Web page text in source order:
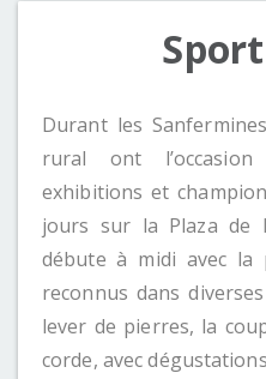
Durant les
rural ont l’occasion
exhibitions et
jours sur la Plaza de
débute à midi avec la
reconnus dans
lever de pierres, la
corde, avec